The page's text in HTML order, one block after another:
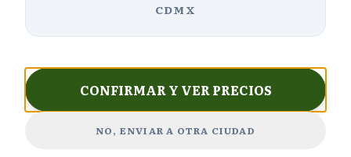
Basado en2090
estrellas
1,570
estrellas
250
CDMX
CONFIRMAR Y VER PRECIOS
NO, ENVIAR A OTRA CIUDAD